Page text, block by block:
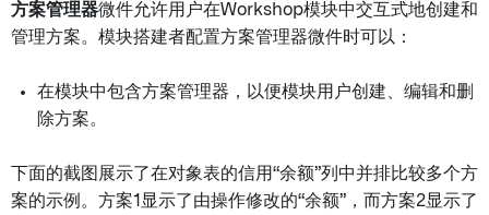
方案管理器微件允许用户在Workshop模块中交互式地创建和
管理方案。模块搭建者配置方案管理器微件时可以：
在模块中包含方案管理器，以便模块用户创建、编辑和删
除方案。
下面的截图展示了在对象表的信用“余额”列中并排比较多个方
案的示例。方案1显示了由操作修改的“余额”，而方案2显示了